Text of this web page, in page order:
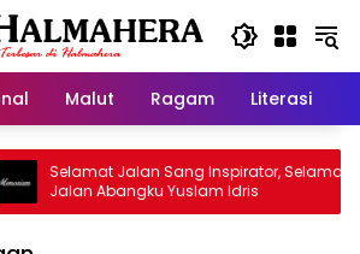
Malut Ragam Literasi
Selamat Jalan Sang Inspirator, Selamat
Jalan Abangku Yuslam Idris